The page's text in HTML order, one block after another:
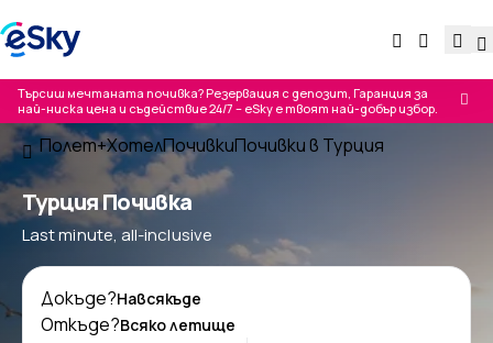
Търсиш мечтаната почивка? Резервация с депозит, Гаранция за
най-ниска цена и съдействие 24/7 – eSky е твоят най-добър избор.
Полет+ХотелПочивкиПочивки в Турция
Турция Почивка
Last minute, all-inclusive
Докъде?
Откъде?